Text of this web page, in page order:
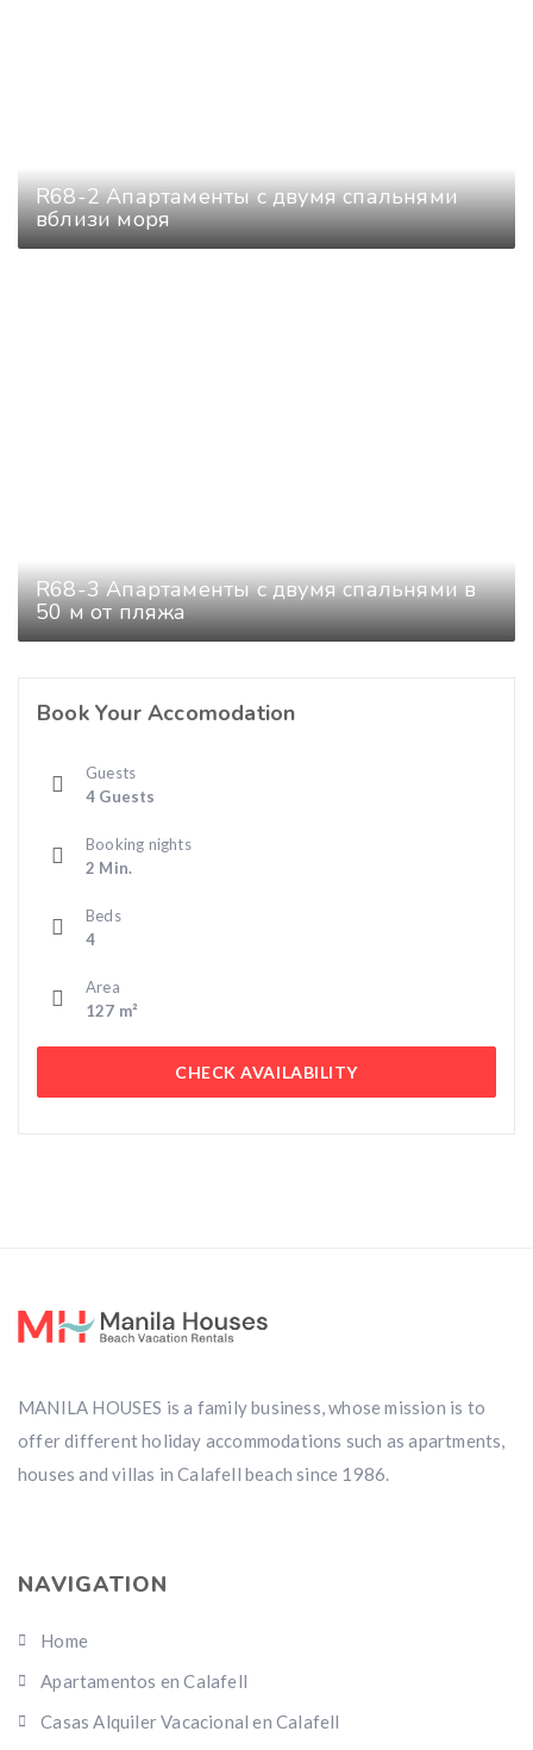
R68-2 Апартаменты с двумя спальнями
вблизи моря
R68-3 Апартаменты с двумя спальнями в
50 м от пляжа
Book Your Accomodation
Guests
4 Guests
Booking nights
2 Min.
Beds
4
Area
127 m²
CHECK AVAILABILITY
MANILA HOUSES is a family business, whose mission is to
offer different holiday accommodations such as apartments,
houses and villas in Calafell beach since 1986.
NAVIGATION
Home
Apartamentos en Calafell
Casas Alquiler Vacacional en Calafell